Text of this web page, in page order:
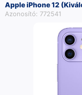
Apple iPhone 12
Azonosító: 772541